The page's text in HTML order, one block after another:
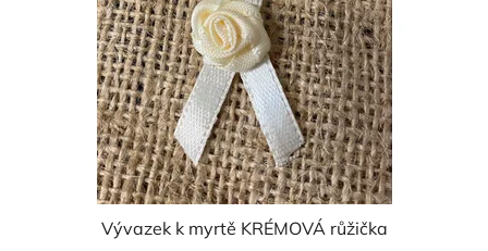
Vývazek k myrtě KRÉMOVÁ růžička